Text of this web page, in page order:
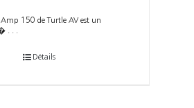
Amp 150 de Turtle AV est un
. . .
Détails